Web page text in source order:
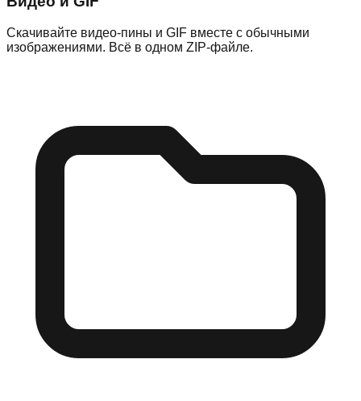
Скачивайте видео-пины и GIF вместе с обычными
изображениями. Всё в одном ZIP-файле.